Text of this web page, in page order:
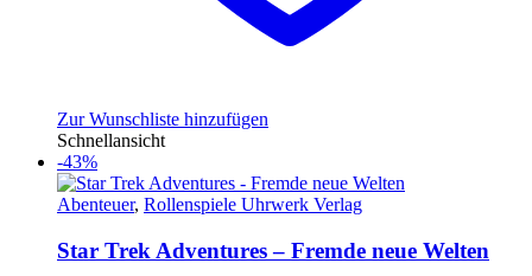
Zur Wunschliste hinzufügen
Schnellansicht
-43%
Abenteuer, Rollenspiele Uhrwerk Verlag
Star Trek Adventures – Fremde neue Welten